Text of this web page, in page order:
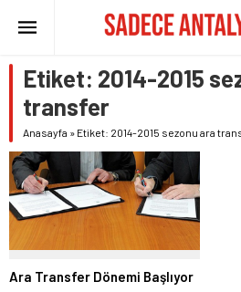
Etiket: 2014-2015
transfer
Anasayfa » Etiket: 2014-2015 sezonu ara
Ara Transfer Dönemi Başlıyor